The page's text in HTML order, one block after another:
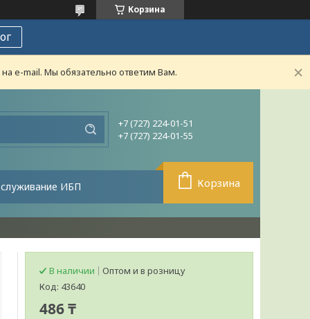
Корзина
e-mail. Мы обязательно ответим Вам.
+7 (727) 224-01-51
+7 (727) 224-01-55
ИБП Корзина
В наличии
Оптом и в розницу
Код: 43640
486 ₸